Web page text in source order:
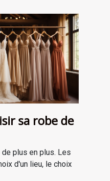
sa robe de
de plus en plus. Les
d'un lieu, le choix